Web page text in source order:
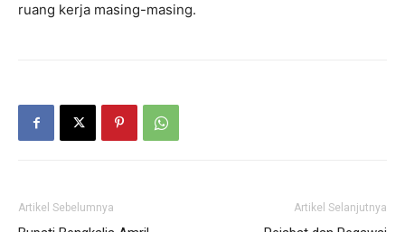
ruang kerja masing-masing.
Artikel Sebelumnya Artikel Selanjutnya